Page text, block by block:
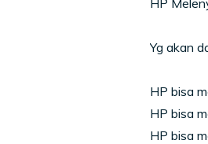
HP
Yg akan
HP bisa
HP bisa
HP bisa